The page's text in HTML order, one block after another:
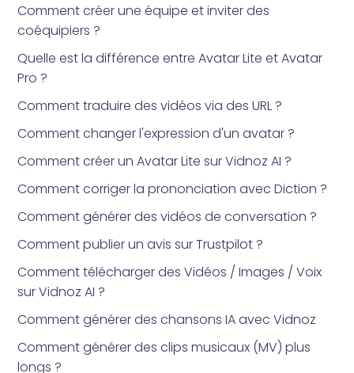
Comment créer une équipe et inviter des
coéquipiers ?
Quelle est la différence entre Avatar Lite et Avatar
Pro ?
Comment traduire des vidéos via des URL ?
Comment changer l'expression d'un avatar ?
Comment créer un Avatar Lite sur Vidnoz AI ?
Comment corriger la prononciation avec Diction ?
Comment générer des vidéos de conversation ?
Comment publier un avis sur Trustpilot ?
Comment télécharger des Vidéos / Images / Voix
sur Vidnoz AI ?
Comment générer des chansons IA avec Vidnoz
Comment générer des clips musicaux (MV) plus
longs ?